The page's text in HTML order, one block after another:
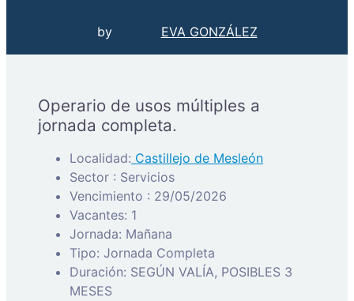
by EVA GONZÁLEZ
Operario de usos múltiples a
jornada completa.
Localidad: Castillejo de Mesleón
Sector : Servicios
Vencimiento : 29/05/2026
Vacantes: 1
Jornada: Mañana
Tipo: Jornada Completa
Duración: SEGÚN VALÍA, POSIBLES 3
MESES